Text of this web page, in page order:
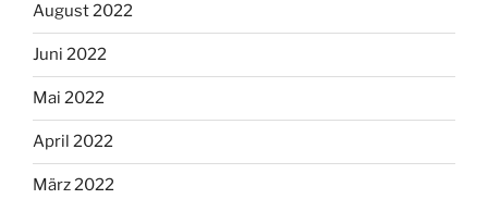
August 2022
Juni 2022
Mai 2022
April 2022
März 2022